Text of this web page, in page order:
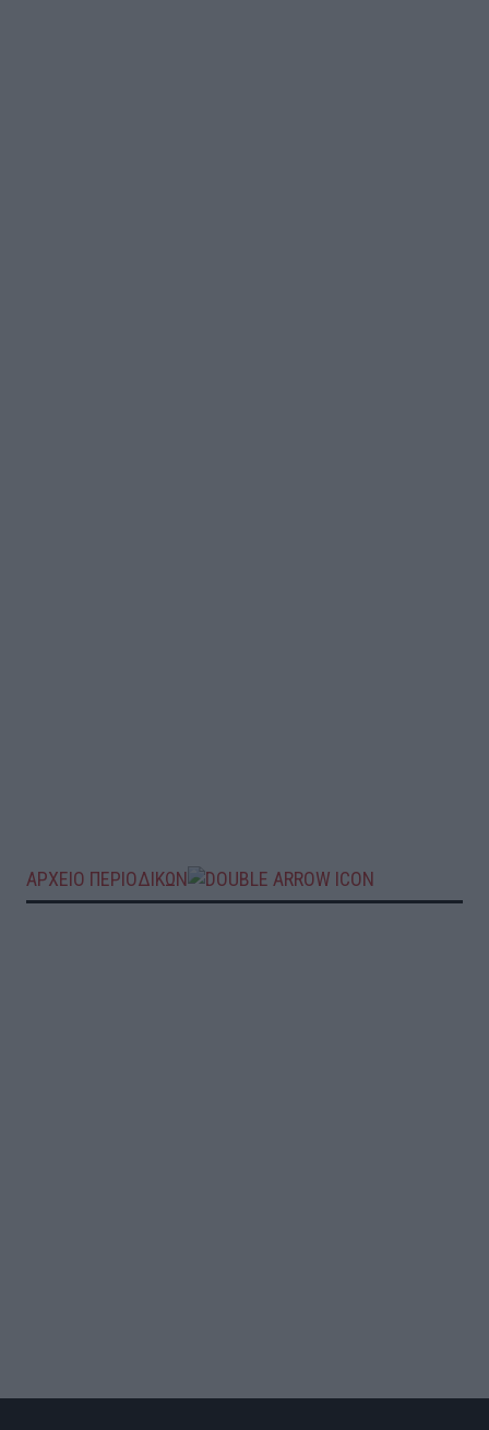
ΑΡΧΕΙΟ ΠΕΡΙΟΔΙΚΩΝ